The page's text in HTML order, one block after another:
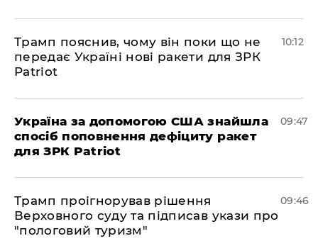
Трамп пояснив, чому він поки що не
передає Україні нові ракети для ЗРК
Patriot
10:12
Україна за допомогою США знайшла
спосіб поповнення дефіциту ракет
для ЗРК Patriot
09:47
Трамп проігнорував рішення
Верховного суду та підписав укази про
"пологовий туризм"
09:46